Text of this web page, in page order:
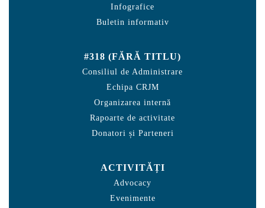
Infografice
Buletin informativ
#318 (FĂRĂ TITLU)
Consiliul de Administrare
Echipa CRJM
Organizarea internă
Rapoarte de activitate
Donatori și Parteneri
ACTIVITĂȚI
Advocacy
Evenimente